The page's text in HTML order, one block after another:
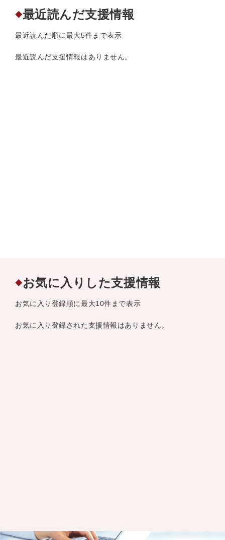
◆最近読んだ支援情報
最近読んだ順に最大5件まで表示
最近読んだ支援情報はありません。
◆お気に入りした支援情報
お気に入り登録順に最大10件まで表示
お気に入り登録された支援情報はありません。